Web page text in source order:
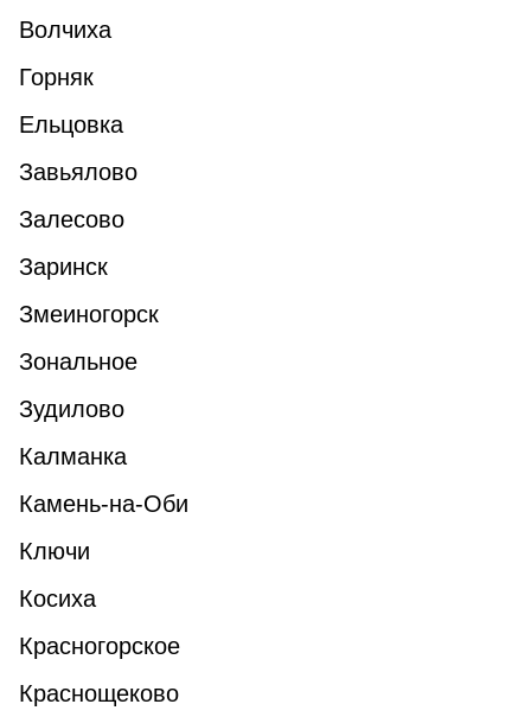
Волчиха
Горняк
Ельцовка
Завьялово
Залесово
Заринск
Змеиногорск
Зональное
Зудилово
Калманка
Камень-на-Оби
Ключи
Косиха
Красногорское
Краснощеково